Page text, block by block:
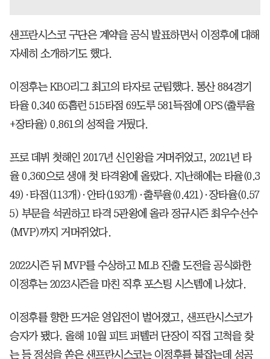
샌프란시스코 구단은 계약을 공식 발표하면서 이정후에 대해
자세히 소개하기도 했다.
이정후는 KBO리그 최고의 타자로 군림했다. 통산 884경기
타율 0.340 65홈런 515타점 69도루 581득점에 OPS(출루율
+장타율) 0.861의 성적을 거뒀다.
프로 데뷔 첫해인 2017년 신인왕을 거머쥐었고, 2021년 타
율 0.360으로 생애 첫 타격왕에 올랐다. 지난해에는 타율(0.3
49)·타점(113개)·안타(193개)·출루율(0.421)·장타율(0.57
5) 부문을 석권하고 타격 5관왕에 올라 정규시즌 최우수선수
(MVP)까지 거머쥐었다.
2022시즌 뒤 MVP를 수상하고 MLB 진출 도전을 공식화한
이정후는 2023시즌을 마친 직후 포스팅 시스템에 나섰다.
이정후를 향한 뜨거운 영입전이 벌어졌고, 샌프란시스코가
승자가 됐다. 올해 10월 피트 퍼텔러 단장이 직접 고척을 찾
는 등 정성을 쏟은 샌프란시스코는 이정후를 붙잡는데 성공